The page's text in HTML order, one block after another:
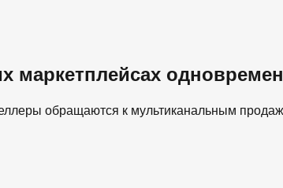
маркетплейсах
обращаются к мультиканальным